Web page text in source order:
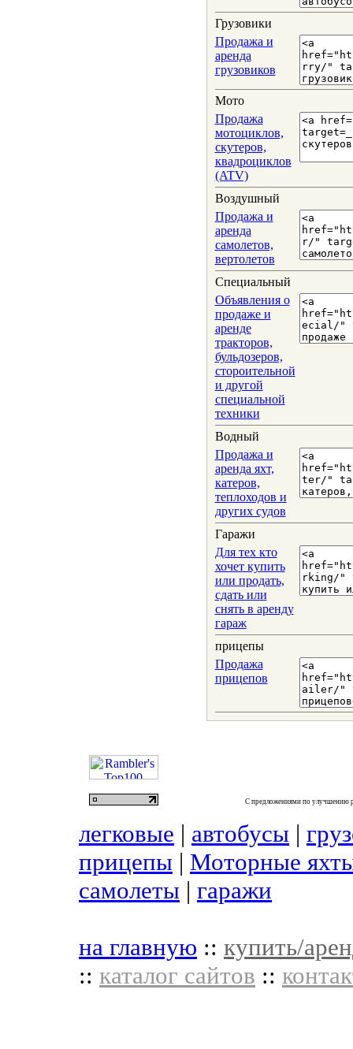
Грузовики
Продажа и
аренда
грузовиков
Мото
Продажа
мотоциклов,
скутеров,
квадроциклов
(ATV)
Воздушный
Продажа и
аренда
самолетов,
вертолетов
Специальный
Объявления о
продаже и
аренде
тракторов,
бульдозеров,
стороительной
и другой
специальной
техники
Водный
Продажа и
аренда яхт,
катеров,
теплоходов и
других судов
Гаражи
Для тех кто
хочет купить
или продать,
сдать или
снять в аренду
гараж
прицепы
Продажа
прицепов
С предложениями по улучшению
легковые | автобусы |
прицепы | Моторные
самолеты | гаражи
на главную :: купить/
:: каталог сайтов ::